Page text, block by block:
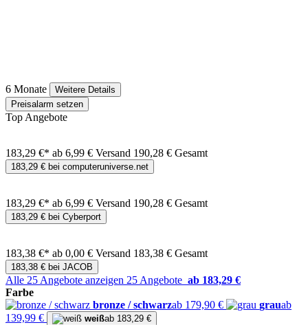
6 Monate
Weitere Details
Preisalarm setzen
Top Angebote
183,29 €* ab 6,99 € Versand 190,28 € Gesamt
183,29 € bei computeruniverse.net
183,29 €* ab 6,99 € Versand 190,28 € Gesamt
183,29 € bei Cyberport
183,38 €* ab 0,00 € Versand 183,38 € Gesamt
183,38 € bei JACOB
Alle 25 Angebote anzeigen 25 Angebote ab 183,29 €
Farbe
bronze / schwarzab 179,90 € grauab
139,99 €
weißab 183,29 €